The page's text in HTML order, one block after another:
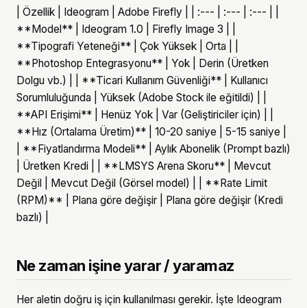
| Özellik | Ideogram | Adobe Firefly | | :--- | :--- | :--- | |
**Model** | Ideogram 1.0 | Firefly Image 3 | |
**Tipografi Yeteneği** | Çok Yüksek | Orta | |
**Photoshop Entegrasyonu** | Yok | Derin (Üretken
Dolgu vb.) | | **Ticari Kullanım Güvenliği** | Kullanıcı
Sorumluluğunda | Yüksek (Adobe Stock ile eğitildi) | |
**API Erişimi** | Henüz Yok | Var (Geliştiriciler için) | |
**Hız (Ortalama Üretim)** | 10-20 saniye | 5-15 saniye |
| **Fiyatlandırma Modeli** | Aylık Abonelik (Prompt bazlı)
| Üretken Kredi | | **LMSYS Arena Skoru** | Mevcut
Değil | Mevcut Değil (Görsel model) | | **Rate Limit
(RPM)** | Plana göre değişir | Plana göre değişir (Kredi
bazlı) |
Ne zaman işine yarar / yaramaz
Her aletin doğru iş için kullanılması gerekir. İşte Ideogram